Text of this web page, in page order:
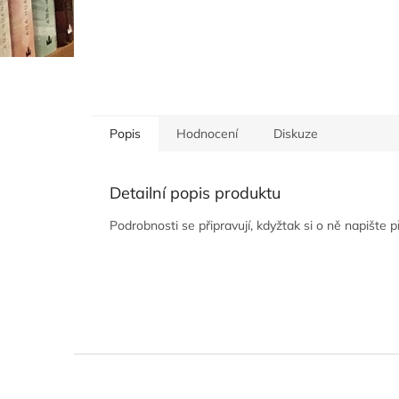
Popis Hodnocení Diskuze
Detailní popis produktu
Podrobnosti se připravují, kdyžtak si o ně napište